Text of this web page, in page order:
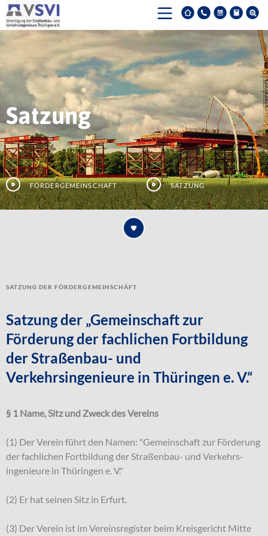
Satzung
Fördergemeinschaft Satzung
Satzung der Fördergemeinschäft
Satzung der „Gemeinschaft zur
Förderung der fachlichen Fortbildung
der Straßenbau- und
Verkehrsingenieure in Thüringen e. V.“
§ 1 Name, Sitz und Zweck des Vereins
(1) Der Verein führt den Namen: "Gemeinschaft zur Förderung
der fachlichen Fortbildung der Straßenbau- und Verkehrs-
ingenieure in Thüringen e. V."
(2) Er hat seinen Sitz in Erfurt.
(3) Der Verein ist im Vereinsregister beim Kreisgericht Mitte